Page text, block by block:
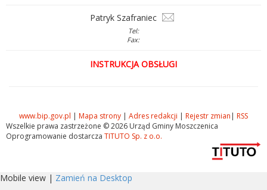
Patryk Szafraniec
Tel:
Fax:
INSTRUKCJA OBSŁUGI
www.bip.gov.pl | Mapa strony | Adres redakcji | Rejestr zmian | RSS
Wszelkie prawa zastrzeżone © 2026 Urząd Gminy Moszczenica
Oprogramowanie dostarcza TITUTO Sp. z o.o.
Mobile view | Zamień na Desktop